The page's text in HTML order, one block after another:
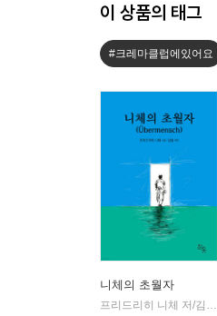
이 상품의 태그
#크레마클럽에있어요
니체의 초월자
프리드리히 니체 저/김철 편역